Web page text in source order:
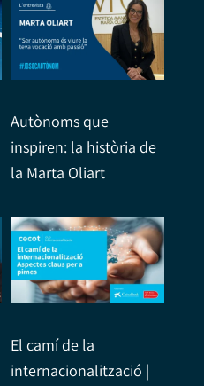
Autònoms que
inspiren: la història de
la Marta Oliart
El camí de la
internacionalització |